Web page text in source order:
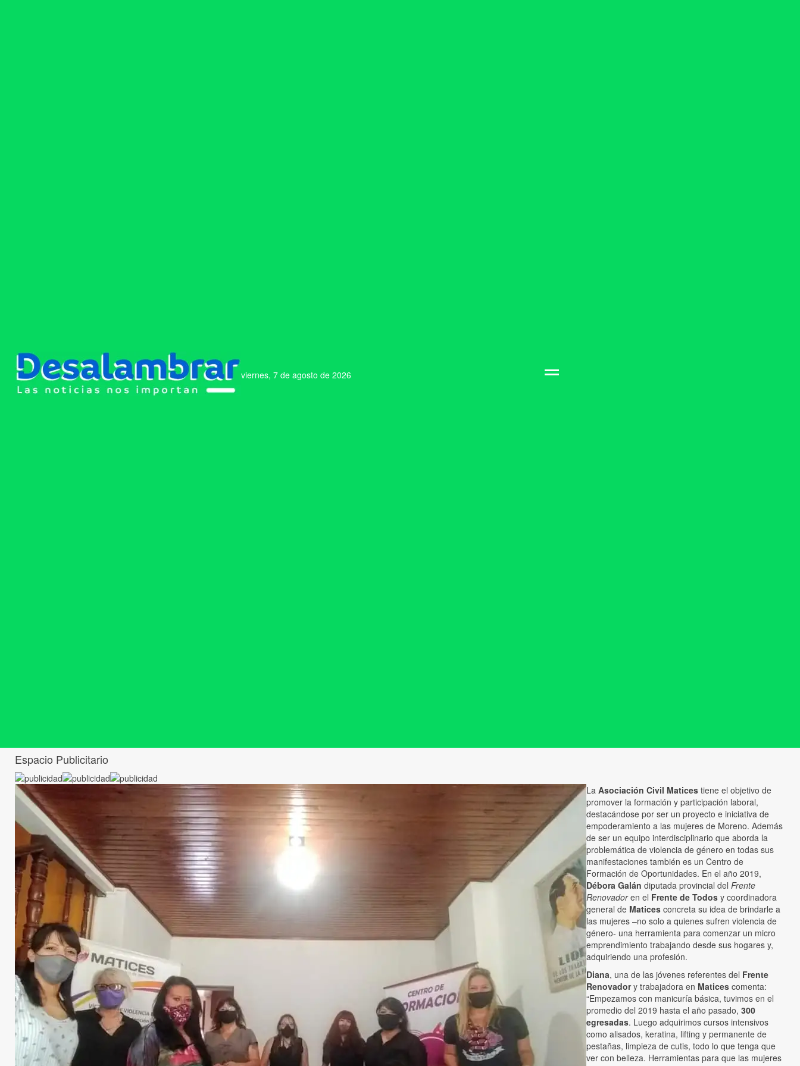
viernes, 7 de agosto de 2026
Espacio Publicitario
La Asociación Civil Matices tiene el objetivo de
promover la formación y participación laboral,
destacándose por ser un proyecto e iniciativa de
empoderamiento a las mujeres de Moreno. Además
de ser un equipo interdisciplinario que aborda la
problemática de violencia de género en todas sus
manifestaciones también es un Centro de
Formación de Oportunidades. En el año 2019,
Débora Galán diputada provincial del Frente
Renovadoren el Frente de Todos y coordinadora
general de Matices concreta su idea de brindarle a
las mujeres –no solo a quienes sufren violencia de
género- una herramienta para comenzar un micro
emprendimiento trabajando desde sus hogares y,
adquiriendo una profesión.
Diana, una de las jóvenes referentes del Frente
Renovadory trabajadora en Matices comenta:
“Empezamos con manicuría básica, tuvimos en el
promedio del 2019 hasta el año pasado, 300
egresadas. Luego adquirimos cursos intensivos
como alisados, keratina, lifting y permanente de
pestañas, limpieza de cutis, todo lo que tenga que
ver con belleza. Herramientas para que las mujeres